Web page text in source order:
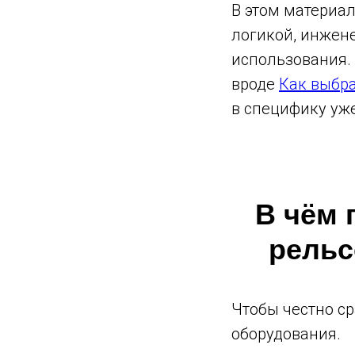
В этом
логикой,
вроде Как
в специфику
В чём
Чтобы честно
оборудования.